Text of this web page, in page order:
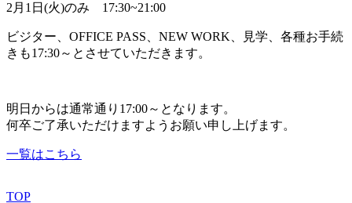
2月1日(火)のみ 17:30~21:00
ビジター、OFFICE PASS、NEW WORK、見学、各種お手続
きも17:30～とさせていただきます。
明日からは通常通り17:00～となります。
何卒ご了承いただけますようお願い申し上げます。
一覧はこちら
TOP